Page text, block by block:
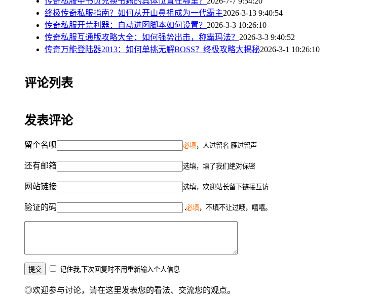
终极传奇私服指南？如何从开山鼻祖成为一代霸主2026-3-13 9:40:54
传奇私服开荒利器：自动进图脚本如何设置？ 2026-3-3 10:26:10
传奇私服互通版攻略大全：如何强势出击，称霸玛法？ 2026-3-3 9:40:52
传奇万能登陆器2013：如何单挑无解BOSS？终极攻略大揭秘2026-3-1 10:26:10
评论列表
发表评论
留个名呗 必填，人过留名 雁过留声
还有邮箱 选填，填了我们绝对保密
网站链接 选填，欢迎站长留下链接互访
验证的码 必填，不填不让过哦，嘻嘻。
记住我,下次回复时不用重新输入个人信息
◎欢迎参与讨论，请在这里发表您的看法、交流您的观点。